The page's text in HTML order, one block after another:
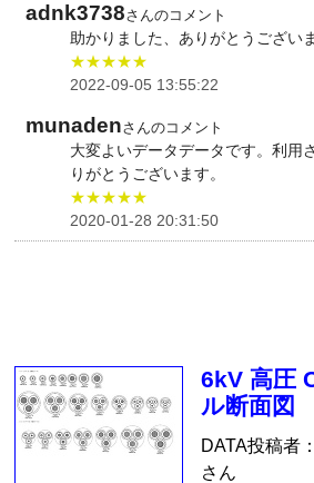
adnk3738さんのコメント
助かりました、ありがとうござい
★★★★★
2022-09-05 13:55:22
munadenさんのコメント
大変よいデータデータです。利用
りがとうございます。
★★★★★
2020-01-28 20:31:50
6kV 高圧
ル断面図
DATA投稿者
さん